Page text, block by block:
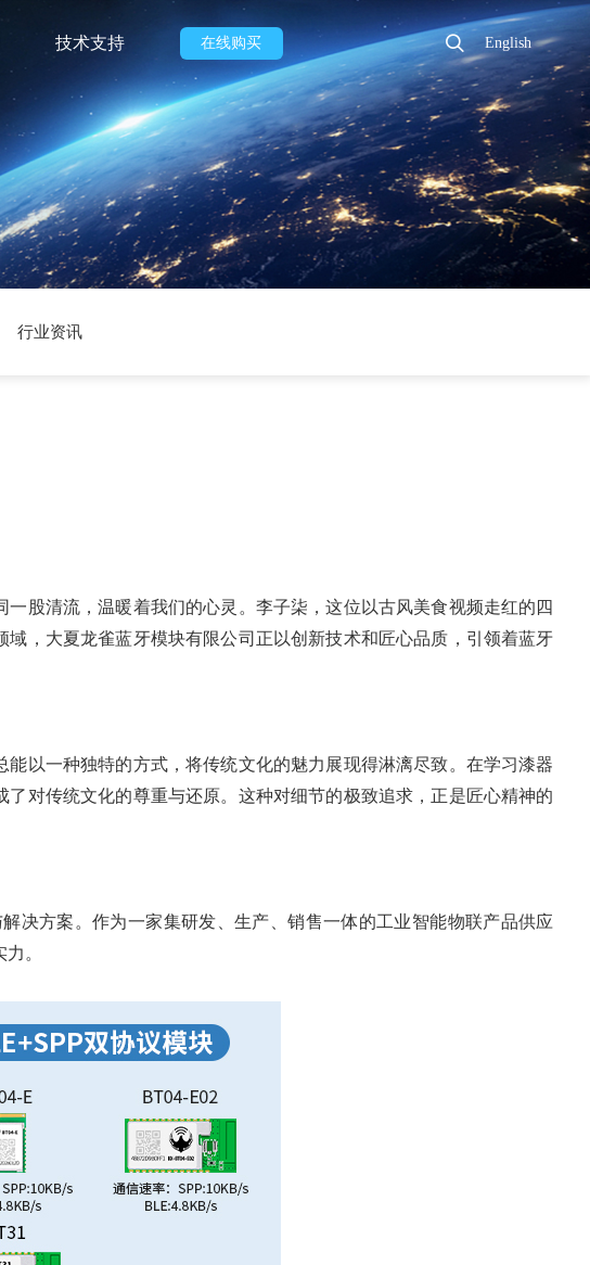
技术支持 在线购买 English
行业资讯
股清流，温暖着我们的心灵。李子柒，这位以古风美食视频走红的四
，大夏龙雀蓝牙模块有限公司正以创新技术和匠心品质，引领着蓝牙
以一种独特的方式，将传统文化的魅力展现得淋漓尽致。在学习漆器
对传统文化的尊重与还原。这种对细节的极致追求，正是匠心精神的
决方案。作为一家集研发、生产、销售一体的工业智能物联产品供应
。